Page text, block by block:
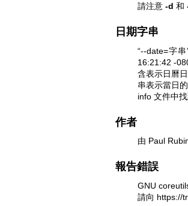
請注意 -d 和
日期字串
“--date=字
16:21:42 -
含表示日曆
串表示當日
info 文件中找
作者
由 Paul
報告錯誤
GNU
請向 https://